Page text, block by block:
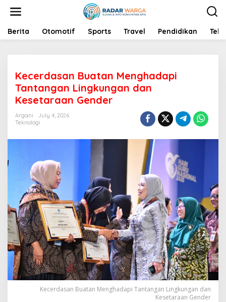
t
Berita Otomotif Sports Travel Pendidikan
Kecerdasan Buatan Menghadapi
Tantangan Lingkungan dan
Kesetaraan Gender
Argani
July 4, 2026
Teknologi
Kecerdasan Buatan Menghadapi Tantangan Lingkungan dan
Kesetaraan Gender